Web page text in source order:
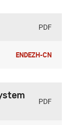
PDF
ENDEZH-CN
PDF